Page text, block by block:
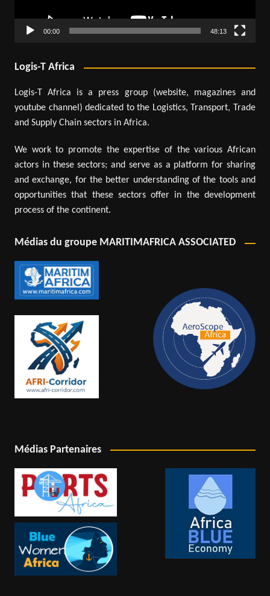
00:00 48:13
Logis-T Africa
Logis-T Africa is a press group (website, magazines and
youtube channel) dedicated to the Logistics, Transport, Trade
and Supply Chain sectors in Africa.
We work to promote the expertise of the various African
actors in these sectors; and serve as a platform for sharing
and exchange, for the better understanding of the tools and
opportunities that these sectors offer in the development
process of the continent.
Médias du groupe MARITIMAFRICA ASSOCIATED
Médias Partenaires